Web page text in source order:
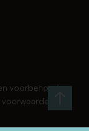
voorbehouden.